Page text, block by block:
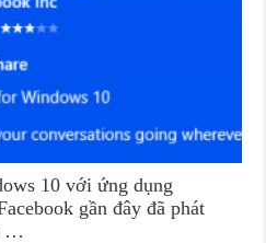
10 với ứng dụng
gần đây đã phát
…